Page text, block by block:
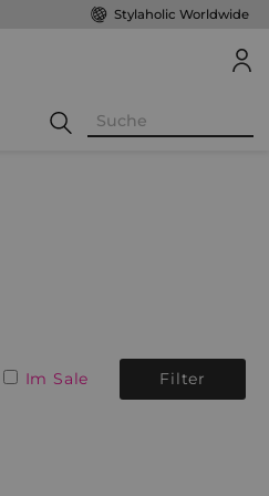
Stylaholic Worldwide
Im Sale Filter